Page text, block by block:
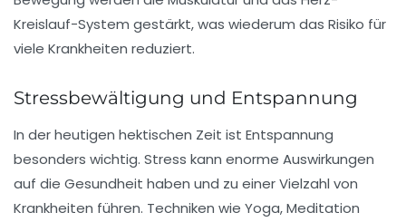
Kreislauf-System gestärkt, was wiederum das Risiko für
viele Krankheiten reduziert.
Stressbewältigung und Entspannung
In der heutigen hektischen Zeit ist Entspannung
besonders wichtig. Stress kann enorme Auswirkungen
auf die Gesundheit haben und zu einer Vielzahl von
Krankheiten führen. Techniken wie Yoga,Meditation